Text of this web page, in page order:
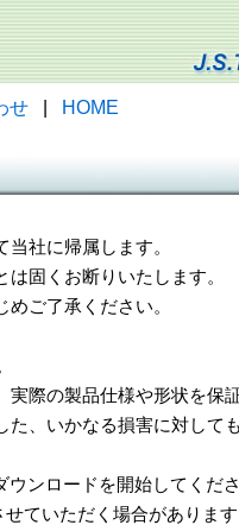
せ HOME
社に帰属します。
固くお断りいたします。
ご了承ください。
際の製品仕様や形状を保
、いかなる損害に対して
ンロードを開始してくださ
ていただく場合があります